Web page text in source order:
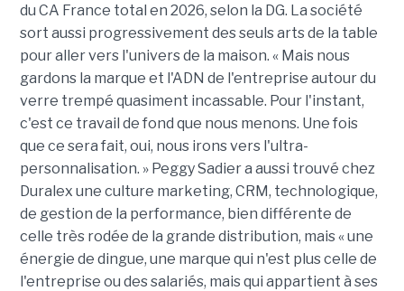
du CA France total en 2026, selon la DG. La société
sort aussi progressivement des seuls arts de la table
pour aller vers l'univers de la maison. « Mais nous
gardons la marque et l'ADN de l'entreprise autour du
verre trempé quasiment incassable. Pour l'instant,
c'est ce travail de fond que nous menons. Une fois
que ce sera fait, oui, nous irons vers l'ultra-
personnalisation. » Peggy Sadier a aussi trouvé chez
Duralex une culture marketing, CRM, technologique,
de gestion de la performance, bien différente de
celle très rodée de la grande distribution, mais « une
énergie de dingue, une marque qui n'est plus celle de
l'entreprise ou des salariés, mais qui appartient à ses